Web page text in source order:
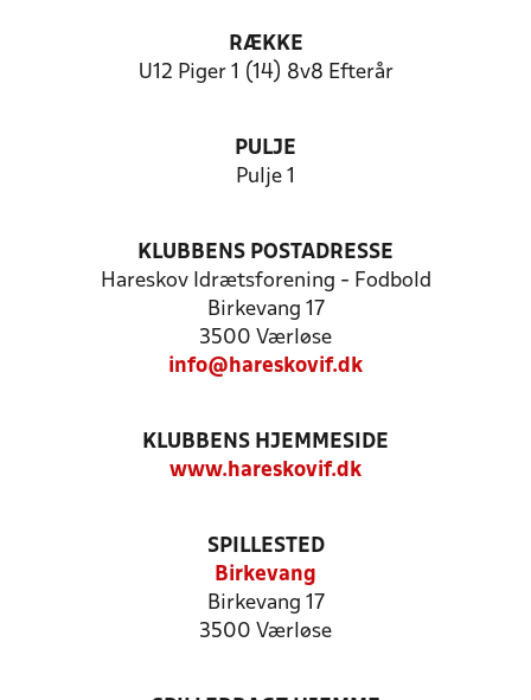
RÆKKE
U12 Piger 1 (14) 8v8 Efterår
PULJE
Pulje 1
KLUBBENS POSTADRESSE
Hareskov Idrætsforening - Fodbold
Birkevang 17
3500 Værløse
info@hareskovif.dk
KLUBBENS HJEMMESIDE
www.hareskovif.dk
SPILLESTED
Birkevang
Birkevang 17
3500 Værløse